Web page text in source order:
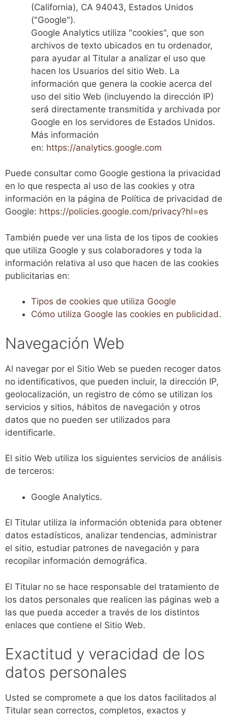
(California), CA 94043, Estados Unidos
("Google").
Google Analytics utiliza "cookies", que son
archivos de texto ubicados en tu ordenador,
para ayudar al Titular a analizar el uso que
hacen los Usuarios del sitio Web. La
información que genera la cookie acerca del
uso del sitio Web (incluyendo la dirección IP)
será directamente transmitida y archivada por
Google en los servidores de Estados Unidos.
Más información
en: https://analytics.google.com
Puede consultar como Google gestiona la privacidad
en lo que respecta al uso de las cookies y otra
información en la página de Política de privacidad de
Google: https://policies.google.com/privacy?hl=es
También puede ver una lista de los tipos de cookies
que utiliza Google y sus colaboradores y toda la
información relativa al uso que hacen de las cookies
publicitarias en:
Tipos de cookies que utiliza Google
Cómo utiliza Google las cookies en publicidad.
Navegación Web
Al navegar por el Sitio Web se pueden recoger datos
no identificativos, que pueden incluir, la dirección IP,
geolocalización, un registro de cómo se utilizan los
servicios y sitios, hábitos de navegación y otros
datos que no pueden ser utilizados para
identificarle.
El sitio Web utiliza los siguientes servicios de análisis
de terceros:
Google Analytics.
El Titular utiliza la información obtenida para obtener
datos estadísticos, analizar tendencias, administrar
el sitio, estudiar patrones de navegación y para
recopilar información demográfica.
El Titular no se hace responsable del tratamiento de
los datos personales que realicen las páginas web a
las que pueda acceder a través de los distintos
enlaces que contiene el Sitio Web.
Exactitud y veracidad de los
datos personales
Usted se compromete a que los datos facilitados al
Titular sean correctos, completos, exactos y